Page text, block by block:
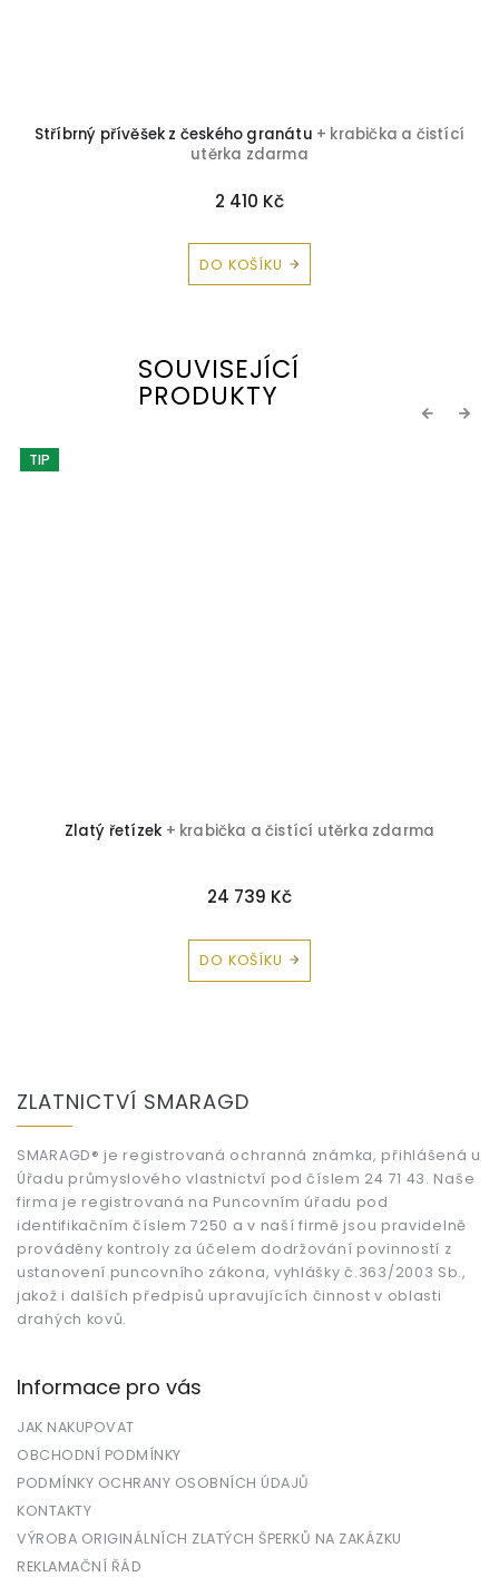
Stříbrný přívěšek z českého granátu + krabička a čistící
utěrka zdarma
2 410 Kč
DO KOŠÍKU
SOUVISEJÍCÍ
PRODUKTY Previous
TIP
Zlatý řetízek + krabička a čistící utěrka zdarma
24 739 Kč
DO KOŠÍKU
Next
ZLATNICTVÍ SMARAGD
SMARAGD® je registrovaná ochranná známka, přihlášená u
Úřadu průmyslového vlastnictví pod číslem 24 71 43. Naše
firma je registrovaná na Puncovním úřadu pod
identifikačním číslem 7250 a v naší firmě jsou pravidelně
prováděny kontroly za účelem dodržování povinností z
ustanovení puncovního zákona, vyhlášky č.363/2003 Sb.,
jakož i dalších předpisů upravujících činnost v oblasti
drahých kovů.
Informace pro vás
JAK NAKUPOVAT
OBCHODNÍ PODMÍNKY
PODMÍNKY OCHRANY OSOBNÍCH ÚDAJŮ
KONTAKTY
VÝROBA ORIGINÁLNÍCH ZLATÝCH ŠPERKŮ NA ZAKÁZKU
REKLAMAČNÍ ŘÁD